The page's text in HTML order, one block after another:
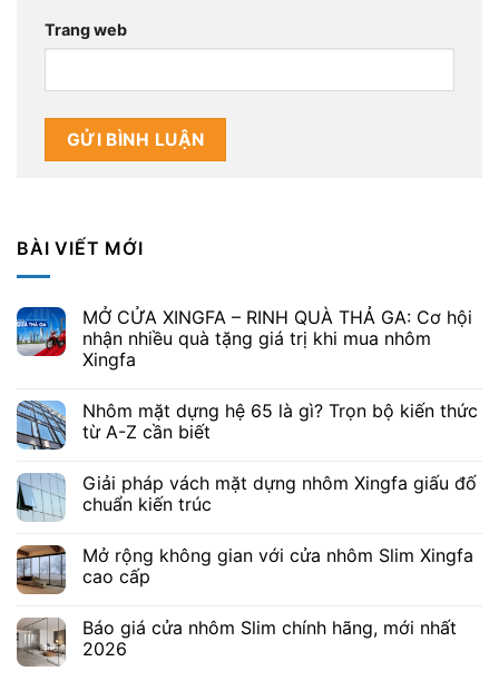
Trang web
BÀI VIẾT MỚI
MỞ CỬA XINGFA – RINH QUÀ THẢ GA: Cơ hội
nhận nhiều quà tặng giá trị khi mua nhôm
Xingfa
Nhôm mặt dựng hệ 65 là gì? Trọn bộ kiến thức
từ A-Z cần biết
Giải pháp vách mặt dựng nhôm Xingfa giấu đố
chuẩn kiến trúc
Mở rộng không gian với cửa nhôm Slim Xingfa
cao cấp
Báo giá cửa nhôm Slim chính hãng, mới nhất
2026